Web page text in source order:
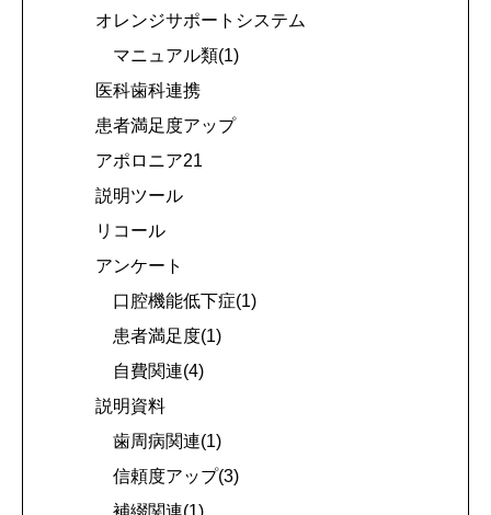
オレンジサポートシステム
マニュアル類(1)
医科歯科連携
患者満足度アップ
アポロニア21
説明ツール
リコール
アンケート
口腔機能低下症(1)
患者満足度(1)
自費関連(4)
説明資料
歯周病関連(1)
信頼度アップ(3)
補綴関連(1)